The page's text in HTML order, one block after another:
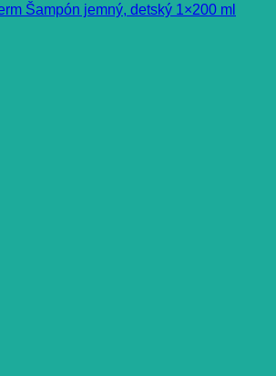
Šampón jemný, detský 1×200 ml